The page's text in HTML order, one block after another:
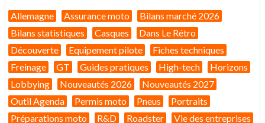
Allemagne Assurance moto
Bilans marché 2026
Bilans statistiques
Casques
Dans Le Rétro
Découverte
Equipement pilote
Fiches techniques
Freinage
GT Guides pratiques High-tech
Horizons
Lobbying
Nouveautés 2026
Nouveautés 2027
Outil Agenda
Permis moto Pneus
Portraits
Préparations moto
R&D Roadster Vie des entreprises